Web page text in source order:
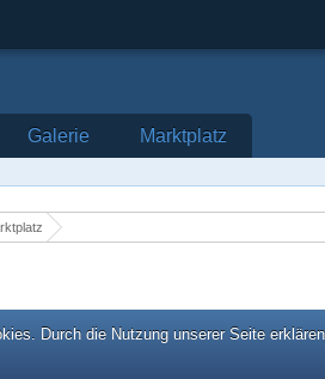
Galerie Marktplatz
Durch die Nutzung unserer Seite